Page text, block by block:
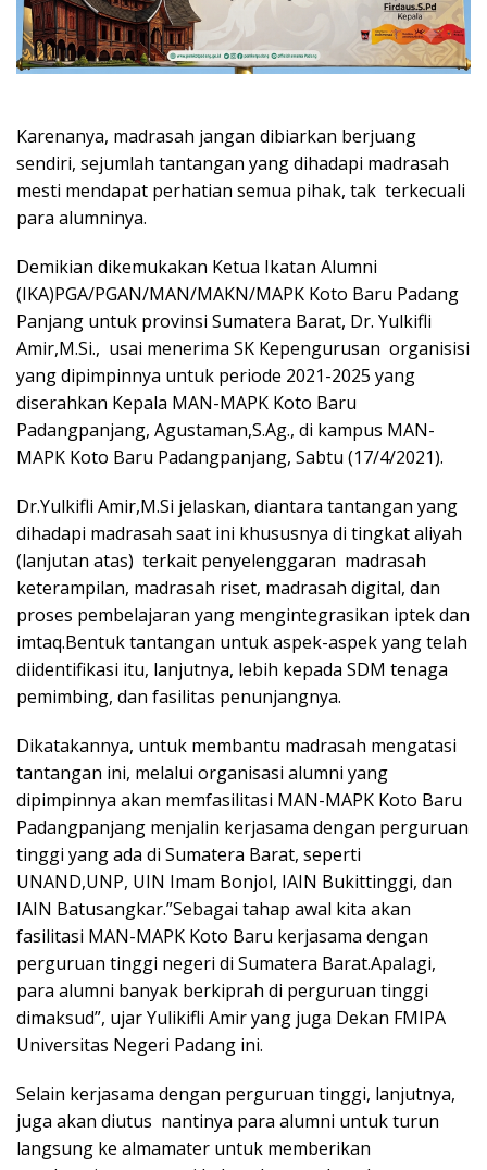
Karenanya, madrasah jangan dibiarkan berjuang
sendiri, sejumlah tantangan yang dihadapi madrasah
mesti mendapat perhatian semua pihak, tak terkecuali
para alumninya.
Demikian dikemukakan Ketua Ikatan Alumni
(IKA)PGA/PGAN/MAN/MAKN/MAPK Koto Baru Padang
Panjang untuk provinsi Sumatera Barat, Dr. Yulkifli
Amir,M.Si., usai menerima SK Kepengurusan organisisi
yang dipimpinnya untuk periode 2021-2025 yang
diserahkan Kepala MAN-MAPK Koto Baru
Padangpanjang, Agustaman,S.Ag., di kampus MAN-
MAPK Koto Baru Padangpanjang, Sabtu (17/4/2021).
Dr.Yulkifli Amir,M.Si jelaskan, diantara tantangan yang
dihadapi madrasah saat ini khususnya di tingkat aliyah
(lanjutan atas) terkait penyelenggaran madrasah
keterampilan, madrasah riset, madrasah digital, dan
proses pembelajaran yang mengintegrasikan iptek dan
imtaq.Bentuk tantangan untuk aspek-aspek yang telah
diidentifikasi itu, lanjutnya, lebih kepada SDM tenaga
pemimbing, dan fasilitas penunjangnya.
Dikatakannya, untuk membantu madrasah mengatasi
tantangan ini, melalui organisasi alumni yang
dipimpinnya akan memfasilitasi MAN-MAPK Koto Baru
Padangpanjang menjalin kerjasama dengan perguruan
tinggi yang ada di Sumatera Barat, seperti
UNAND,UNP, UIN Imam Bonjol, IAIN Bukittinggi, dan
IAIN Batusangkar.”Sebagai tahap awal kita akan
fasilitasi MAN-MAPK Koto Baru kerjasama dengan
perguruan tinggi negeri di Sumatera Barat.Apalagi,
para alumni banyak berkiprah di perguruan tinggi
dimaksud”, ujar Yulikifli Amir yang juga Dekan FMIPA
Universitas Negeri Padang ini.
Selain kerjasama dengan perguruan tinggi, lanjutnya,
juga akan diutus nantinya para alumni untuk turun
langsung ke almamater untuk memberikan